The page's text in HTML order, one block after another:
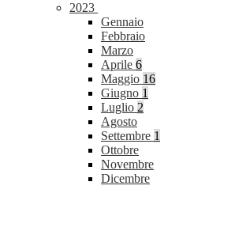
2023
Gennaio
Febbraio
Marzo
Aprile 6
Maggio 16
Giugno 1
Luglio 2
Agosto
Settembre 1
Ottobre
Novembre
Dicembre